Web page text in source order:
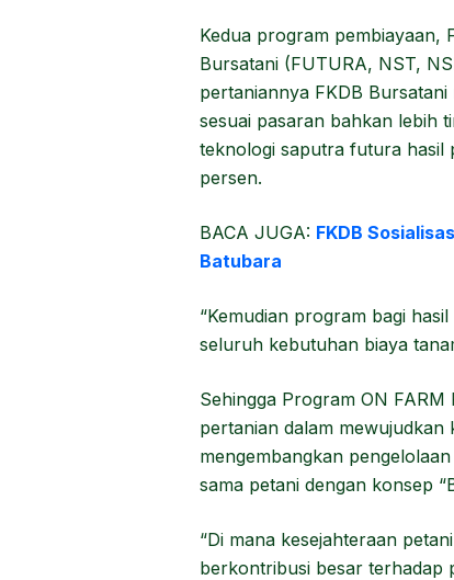
Kedua program pembiayaan,
Bursatani (FUTURA, NST,
pertaniannya FKDB
sesuai pasaran bahkan lebih
teknologi saputra futura hasil
persen.
BACA JUGA: FKDB
Batubara
“Kemudian program bagi
seluruh kebutuhan biaya
Sehingga Program ON
pertanian dalam mewujudkan
mengembangkan
sama petani dengan konsep
“Di mana kesejahteraan
berkontribusi besar terhadap